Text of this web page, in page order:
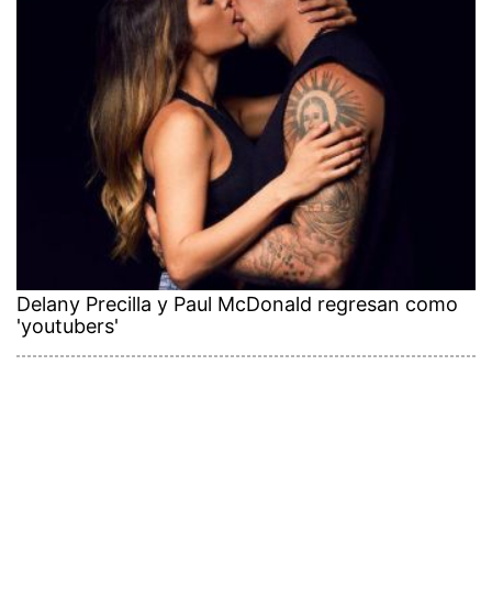
Delany Precilla y Paul McDonald regresan como
'youtubers'